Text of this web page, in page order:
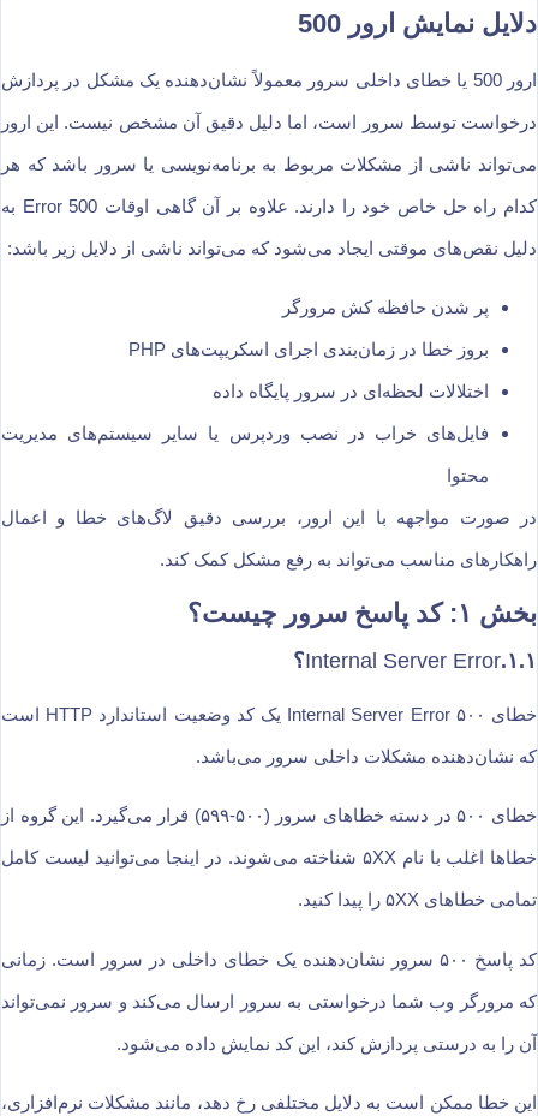
دلایل نمایش ارور 500
ارور 500 یا خطای داخلی سرور معمولاً نشان‌دهنده یک مشکل در پردازش
درخواست توسط سرور است، اما دلیل دقیق آن مشخص نیست. این ارور
می‌تواند ناشی از مشکلات مربوط به برنامه‌نویسی یا سرور باشد که هر
کدام راه حل خاص خود را دارند. علاوه بر آن گاهی اوقات Error 500 به
دلیل نقص‌های موقتی ایجاد می‌شود که می‌تواند ناشی از دلایل زیر باشد:
پر شدن حافظه کش مرورگر
بروز خطا در زمان‌بندی اجرای اسکریپت‌های PHP
اختلالات لحظه‌ای در سرور پایگاه داده
فایل‌های خراب در نصب وردپرس یا سایر سیستم‌های مدیریت
محتوا
در صورت مواجهه با این ارور، بررسی دقیق لاگ‌های خطا و اعمال
راهکارهای مناسب می‌تواند به رفع مشکل کمک کند.
بخش ۱: کد پاسخ سرور چیست؟
۱.۱. Internal Server Error؟
خطای ۵۰۰ Internal Server Error یک کد وضعیت استاندارد HTTP است
که نشان‌دهنده مشکلات داخلی سرور می‌باشد.
خطای ۵۰۰ در دسته خطاهای سرور (۵۰۰-۵۹۹) قرار می‌گیرد. این گروه از
خطاها اغلب با نام ۵XX شناخته می‌شوند. در اینجا می‌توانید لیست کامل
تمامی خطاهای ۵XX را پیدا کنید.
کد پاسخ ۵۰۰ سرور نشان‌دهنده یک خطای داخلی در سرور است. زمانی
که مرورگر وب شما درخواستی به سرور ارسال می‌کند و سرور نمی‌تواند
آن را به درستی پردازش کند، این کد نمایش داده می‌شود.
این خطا ممکن است به دلایل مختلفی رخ دهد، مانند مشکلات نرم‌افزاری،